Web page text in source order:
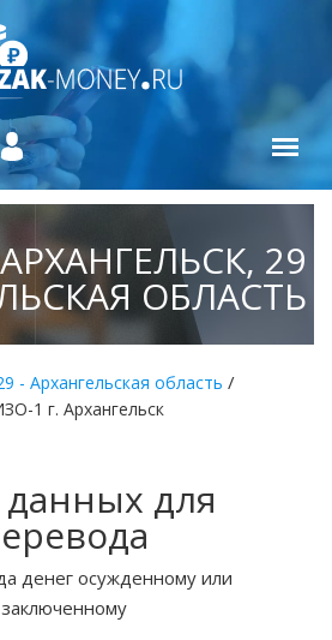
29
ОБЛАСТЬ
- Архангельская область /
1 г. Архангельск
для
денег осужденному или
заключенному